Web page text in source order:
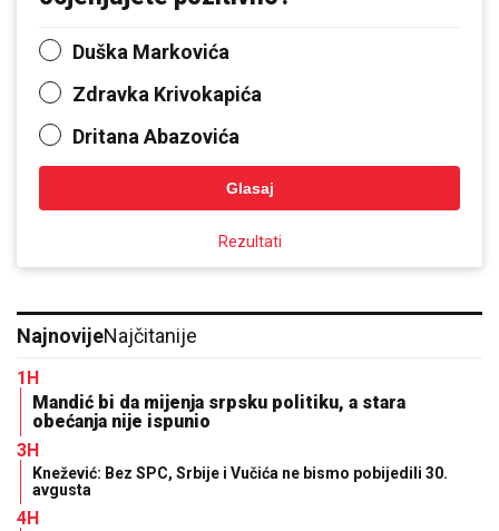
Duška Markovića
Zdravka Krivokapića
Dritana Abazovića
Glasaj
Rezultati
NajnovijeNajčitanije
1H
Mandić bi da mijenja srpsku politiku, a stara
obećanja nije ispunio
3H
Knežević: Bez SPC, Srbije i Vučića ne bismo pobijedili 30.
avgusta
4H